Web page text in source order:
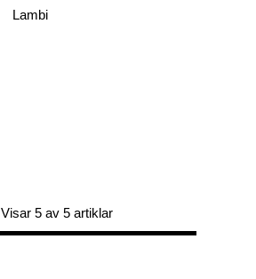
Lambi
Visar 5 av 5 artiklar